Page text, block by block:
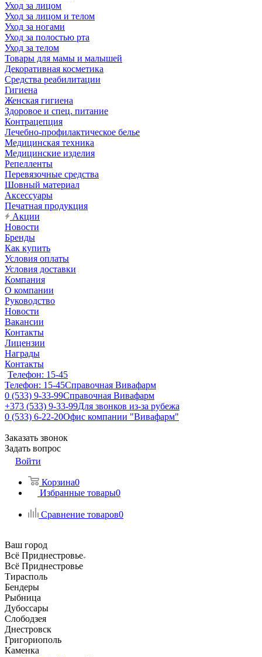
Уход за лицом
Уход за лицом и телом
Уход за ногами
Уход за полостью рта
Уход за телом
Товары для мамы и малышей
Декоративная косметика
Средства реабилитации
Гигиена
Женская гигиена
Здоровое и спец. питание
Контрацепция
Лечебно-профилактическое белье
Медицинская техника
Медицинские изделия
Репелленты
Перевязочные средства
Шовный материал
Аксессуары
Печатная продукция
Акции
Новости
Бренды
Как купить
Условия оплаты
Условия доставки
Компания
О компании
Руководство
Новости
Вакансии
Контакты
Лицензии
Награды
Контакты
Телефон: 15-45
Телефон: 15-45Справочная Вивафарм
0 (533) 9-33-99Справочная Вивафарм
+373 (533) 9-33-99Для звонков из-за рубежа
0 (533) 6-22-20Офис компании "Вивафарм"
Заказать звонок
Задать вопрос
Войти
Корзина0
Избранные товары0
Сравнение товаров0
Ваш город
Всё Приднестровье
Всё Приднестровье
Тирасполь
Бендеры
Рыбница
Дубоссары
Слободзея
Днестровск
Григориополь
Каменка